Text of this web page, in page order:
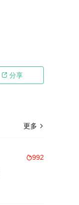
 分享
更多 
992